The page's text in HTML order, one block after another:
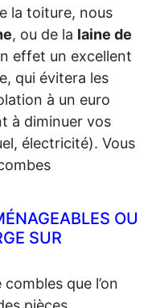
la toiture, nous
, ou de la laine de
effet un excellent
qui évitera les
à un euro
à diminuer vos
électricité). Vous
OU
SUR
que l’on